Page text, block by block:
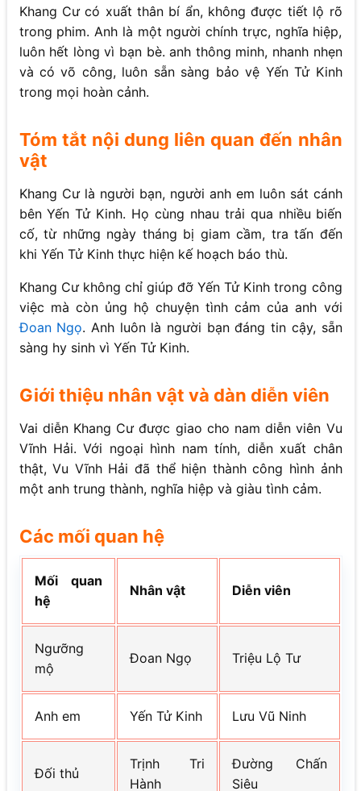
Khang Cư có xuất thân bí ẩn, không được tiết lộ rõ
trong phim. Anh là một người chính trực, nghĩa hiệp,
luôn hết lòng vì bạn bè. anh thông minh, nhanh nhẹn
và có võ công, luôn sẵn sàng bảo vệ Yến Tử Kinh
trong mọi hoàn cảnh.
Tóm tắt nội dung liên quan đến nhân
vật
Khang Cư là người bạn, người anh em luôn sát cánh
bên Yến Tử Kinh. Họ cùng nhau trải qua nhiều biến
cố, từ những ngày tháng bị giam cầm, tra tấn đến
khi Yến Tử Kinh thực hiện kế hoạch báo thù.
Khang Cư không chỉ giúp đỡ Yến Tử Kinh trong công
việc mà còn ủng hộ chuyện tình cảm của anh với
Đoan Ngọ. Anh luôn là người bạn đáng tin cậy, sẵn
sàng hy sinh vì Yến Tử Kinh.
Giới thiệu nhân vật và dàn diễn viên
Vai diễn Khang Cư được giao cho nam diễn viên Vu
Vĩnh Hải. Với ngoại hình nam tính, diễn xuất chân
thật, Vu Vĩnh Hải đã thể hiện thành công hình ảnh
một anh trung thành, nghĩa hiệp và giàu tình cảm.
Các mối quan hệ
Mối quan
hệ
Nhân vật Diễn viên
Ngưỡng
mộ
Đoan Ngọ Triệu Lộ Tư
Anh em Yến Tử Kinh Lưu Vũ Ninh
Đối thủ
Trịnh Tri
Hành
Đường Chấn
Siêu